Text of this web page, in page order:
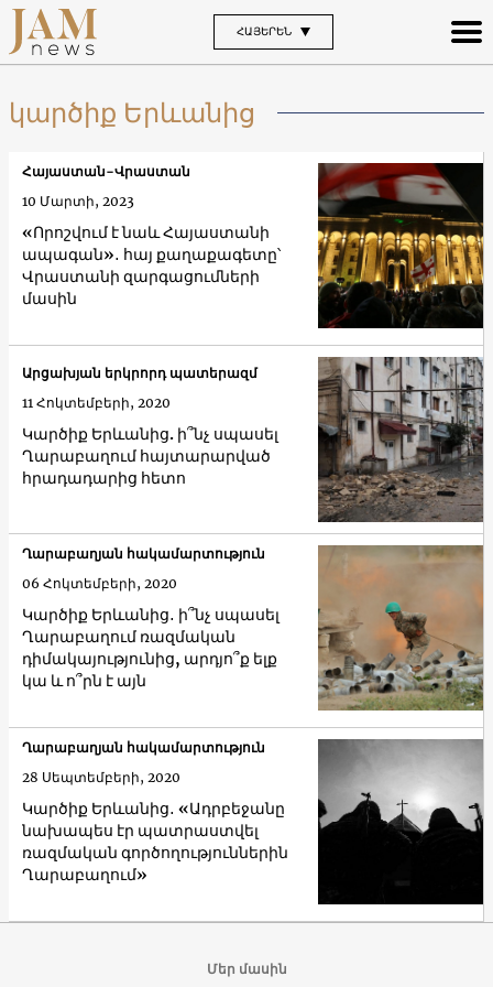
ՀԱՅԵՐԵՆ
կարծիք Երևանից
«Որոշվում է նաև Հայաստանի
ապագան»․ հայ քաղաքագետը՝
Վրաստանի զարգացումների
մասին
Հայաստան-Վրաստան
10 Մարտի, 2023
Կարծիք Երևանից. ի՞նչ սպասել
Ղարաբաղում հայտարարված
հրադադարից հետո
Արցախյան երկրորդ պատերազմ
11 Հոկտեմբերի, 2020
Կարծիք Երևանից․ ի՞նչ սպասել
Ղարաբաղում ռազմական
դիմակայությունից, արդյո՞ք ելք
կա և ո՞րն է այն
Ղարաբաղյան հակամարտություն
06 Հոկտեմբերի, 2020
Կարծիք Երևանից․ «Ադրբեջանը
նախապես էր պատրաստվել
ռազմական գործողություններին
Ղարաբաղում»
Ղարաբաղյան հակամարտություն
28 Սեպտեմբերի, 2020
Մեր մասին